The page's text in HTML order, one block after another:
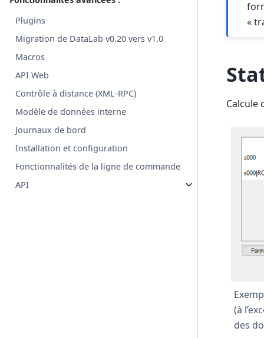
Plugins
Migration de DataLab v0.20 vers v1.0
Macros
API Web
Contrôle à distance (XML-RPC)
Modèle de données interne
Journaux de bord
Installation et configuration
Fonctionnalités de la ligne de commande
API
«
Calcule
(à
des